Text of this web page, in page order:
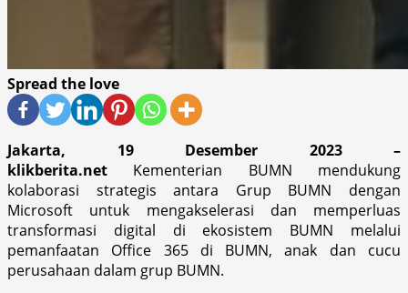
Spread the love
Jakarta, 19 Desember 2023 –
klikberita.net Kementerian BUMN mendukung
kolaborasi strategis antara Grup BUMN dengan
Microsoft untuk mengakselerasi dan memperluas
transformasi digital di ekosistem BUMN melalui
pemanfaatan Office 365 di BUMN, anak dan cucu
perusahaan dalam grup BUMN.